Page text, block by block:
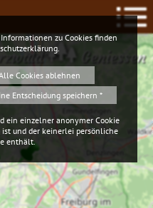
Geniessen
zu Cookies finden
Cookies ablehnen
Entscheidung speichern *
ein einzelner anonymer Cookie
und der keinerlei persönliche
enthält.